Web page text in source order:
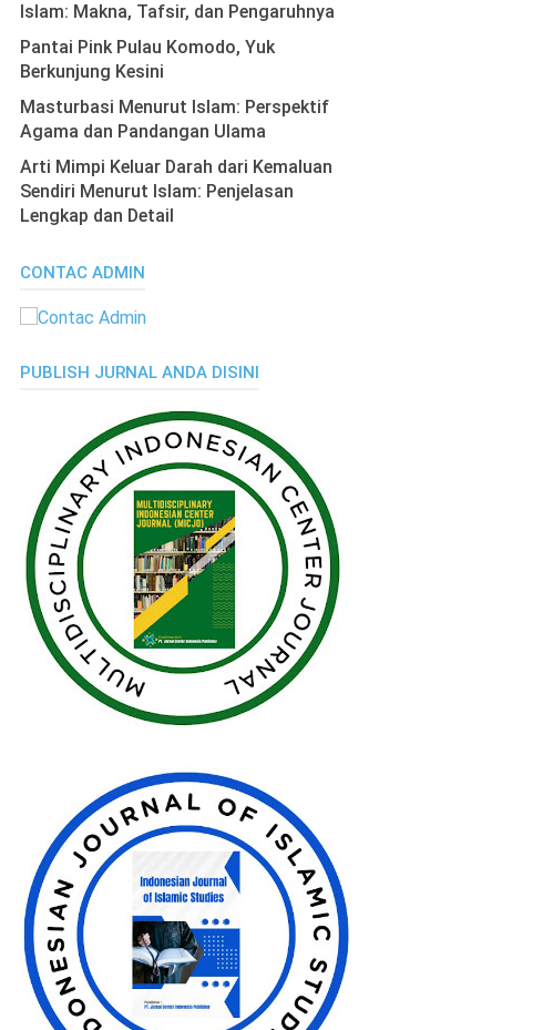
Islam: Makna, Tafsir, dan Pengaruhnya
Pantai Pink Pulau Komodo, Yuk
Berkunjung Kesini
Masturbasi Menurut Islam: Perspektif
Agama dan Pandangan Ulama
Arti Mimpi Keluar Darah dari Kemaluan
Sendiri Menurut Islam: Penjelasan
Lengkap dan Detail
CONTAC ADMIN
PUBLISH JURNAL ANDA DISINI